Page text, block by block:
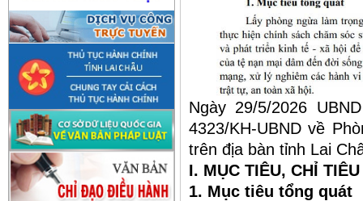
Ngày 29/5/2026
4323/KH-UBND về
trên địa bàn tỉnh Lai
I. MỤC TIÊU, CHỈ TIÊU
1. Mục tiêu tổng quát